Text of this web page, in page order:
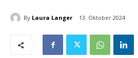
By Laura Langer 13. Oktober 2024